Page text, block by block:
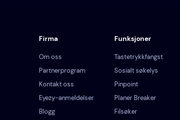
Firma
Om oss
Partnerprogram
Kontakt oss
Eyezy-anmeldelser
Blogg
Funksjoner
Tastetrykkfangst
Sosialt søkelys
Pinpoint
Planer Breaker
Filsøker